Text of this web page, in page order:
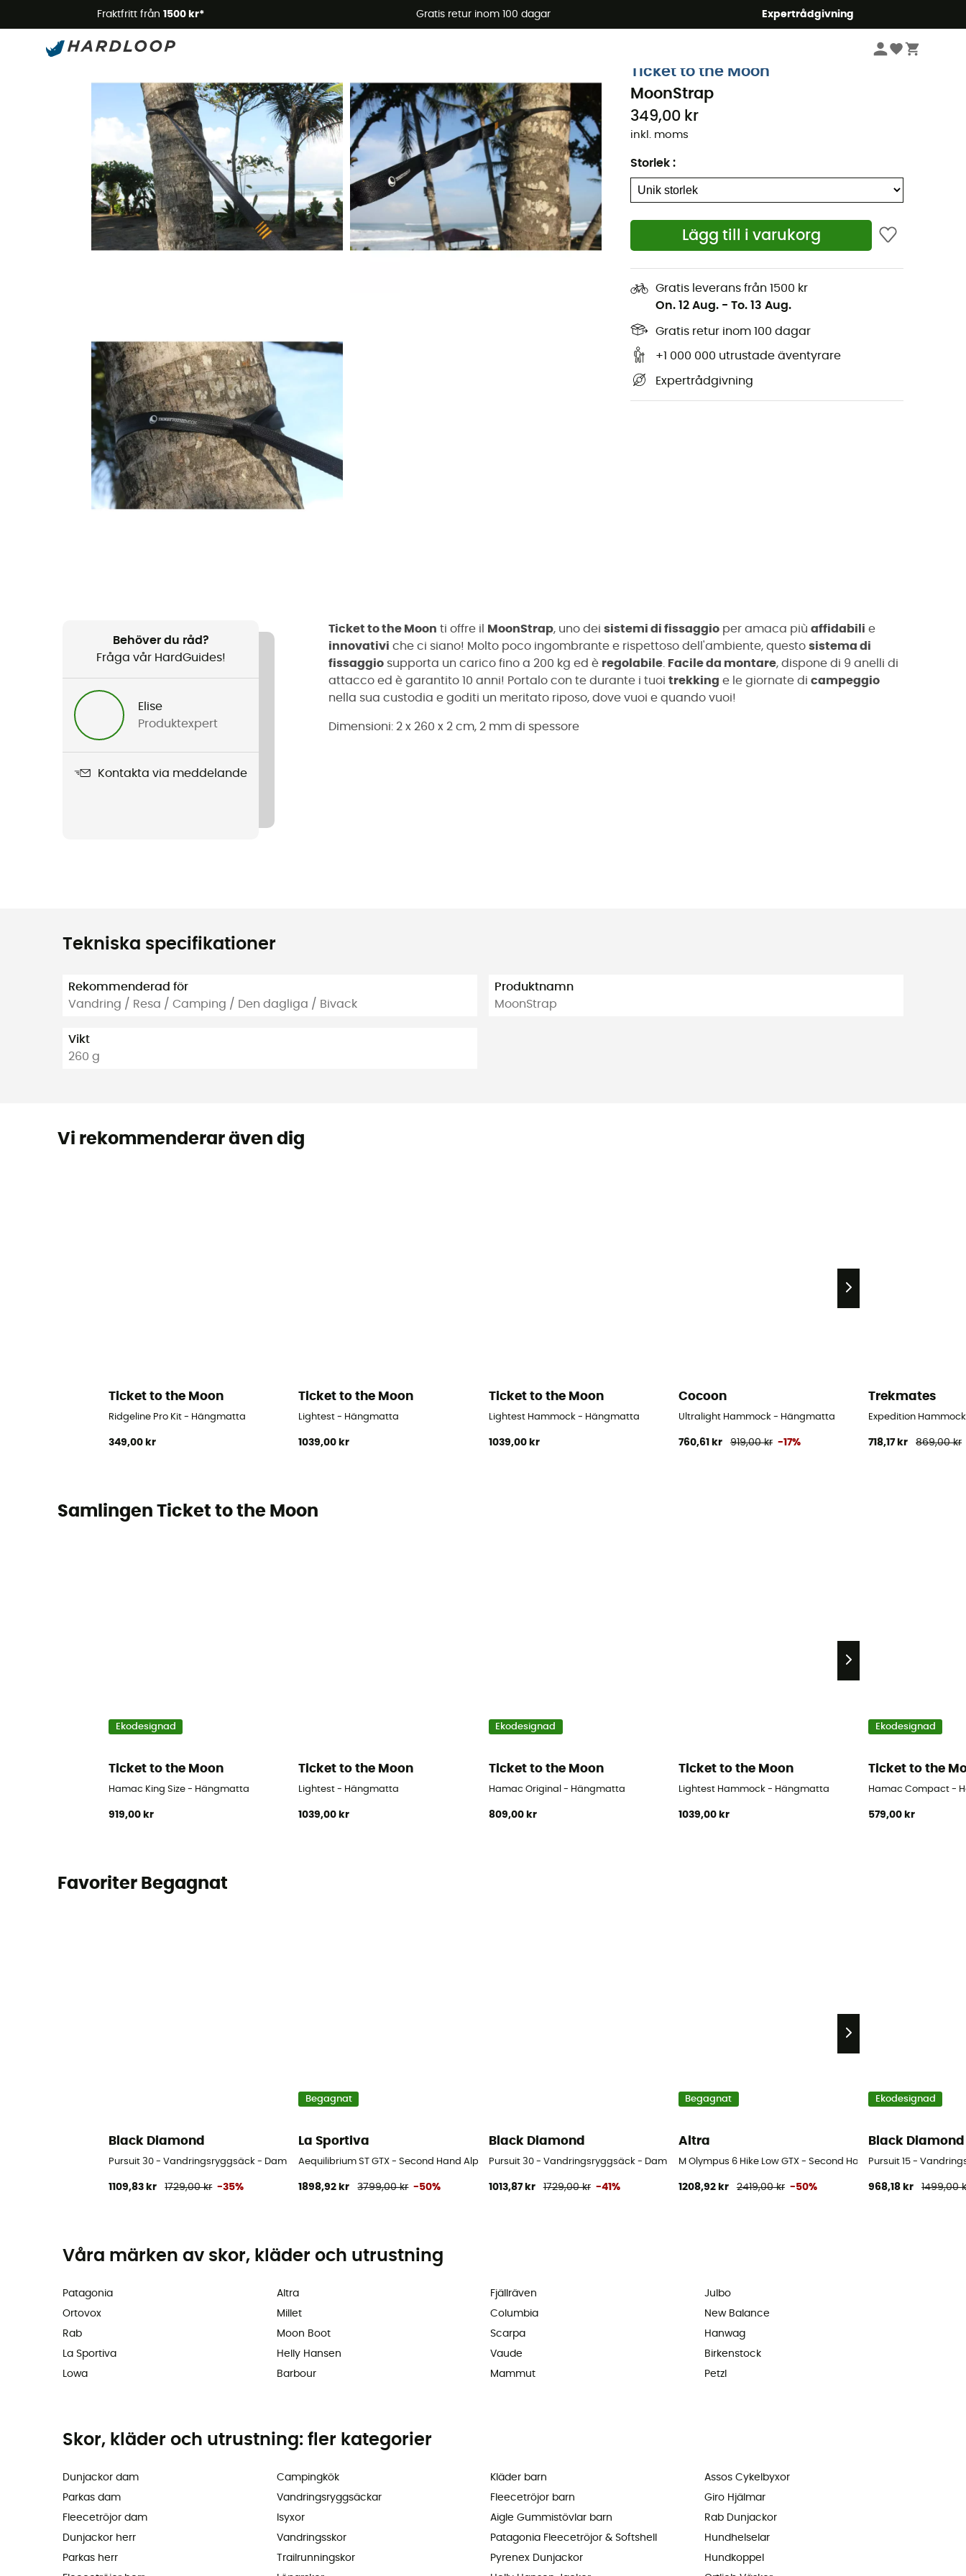
Fraktfritt från 1500 kr* Gratis retur inom 100 dagar Expertrådgivning
Sommarerbjudanden 🔥 -5 % EXTRA vid köp av 2 produkter* kod Summer5
Ticket to the Moon
MoonStrap
349,00 kr
inkl. moms
Storlek :
Lägg till i varukorg
Gratis leverans från 1500 kr
On. 12 Aug. - To. 13 Aug.
Gratis retur inom 100 dagar
+1 000 000 utrustade äventyrare
Expertrådgivning
Behöver du råd?
Fråga vår HardGuides!
Elise
Produktexpert
Kontakta via meddelande
Ticket to the Moon ti offre il MoonStrap, uno dei sistemi di fissaggio per amaca più affidabili e
innovativi che ci siano! Molto poco ingombrante e rispettoso dell'ambiente, questo sistema di
fissaggio supporta un carico fino a 200 kg ed è regolabile Facile da montare, dispone di 9 anelli di
attacco ed è garantito 10 anni! Portalo con te durante i tuoi trekking e le giornate di campeggio
nella sua custodia e goditi un meritato riposo, dove vuoi e quando vuoi!
Dimensioni: 2 x 260 x 2 cm, 2 mm di spessore
Tekniska specifikationer
Rekommenderad för
Vandring / Resa / Camping / Den dagliga / Bivack
Vikt
260 g
Produktnamn
MoonStrap
Vi rekommenderar även dig
Ticket to the Moon
Ridgeline Pro Kit - Hängmatta
349,00 kr
Ticket to the Moon
Lightest - Hängmatta
1039,00 kr
Ticket to the Moon
Lightest Hammock - Hängmatta
1039,00 kr
Cocoon
Ultralight Hammock - Hängmatta
760,61 kr 919,00 kr -17%
Trekmates
Expedition
718,17 kr 869,00 kr
Samlingen Ticket to the Moon
Ekodesignad
Ticket to the Moon
Hamac King Size - Hängmatta
919,00 kr
Ticket to the Moon
Lightest - Hängmatta
1039,00 kr
Ekodesignad
Ticket to the Moon
Hamac Original - Hängmatta
809,00 kr
Ticket to the Moon
Lightest Hammock - Hängmatta
1039,00 kr
Ekodesignad
Ticket to the
Hamac Compact -
579,00 kr
Favoriter Begagnat
Black Diamond
Pursuit 30 - Vandringsryggsäck - Dam
1109,83 kr 1729,00 kr -35%
Begagnat
La Sportiva
Aequilibrium ST GTX - Second Hand Alpinkängor - Herr - Svart - 43.5
1898,92 kr 3799,00 kr -50%
Black Diamond
Pursuit 30 - Vandringsryggsäck - Dam
1013,87 kr 1729,00 kr -41%
Begagnat
Altra
M Olympus 6 Hike Low GTX - Second Hand Vandringsskor -
1208,92 kr 2419,00 kr -50%
Ekodesignad
Black Diamond
Pursuit 15 -
968,18 kr 1499,00
Våra märken av skor, kläder och utrustning
Patagonia
Ortovox
Rab
La Sportiva
Lowa
Altra
Millet
Moon Boot
Helly Hansen
Barbour
Fjällräven
Columbia
Scarpa
Vaude
Mammut
Julbo
New Balance
Hanwag
Birkenstock
Petzl
Skor, kläder och utrustning: fler kategorier
Dunjackor dam
Parkas dam
Fleecetröjor dam
Dunjackor herr
Parkas herr
Campingkök
Vandringsryggsäckar
Isyxor
Vandringsskor
Trailrunningskor
Kläder barn
Fleecetröjor barn
Aigle Gummistövlar barn
Patagonia Fleecetröjor & Softshell
Pyrenex Dunjackor
Assos Cykelbyxor
Giro Hjälmar
Rab Dunjackor
Hundhelselar
Hundkoppel